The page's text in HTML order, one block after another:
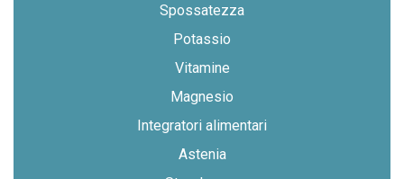
Spossatezza
Potassio
Vitamine
Magnesio
Integratori alimentari
Astenia